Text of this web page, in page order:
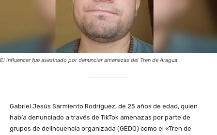
El influencer fue asesinado por denunciar amenazas del Tren de Aragua
‎Gabriel Jesús Sarmiento Rodríguez, de 25 años de edad, quien
había denunciado a través de TikTok amenazas por parte de
grupos de delincuencia organizada (GEDO) como el «Tren de